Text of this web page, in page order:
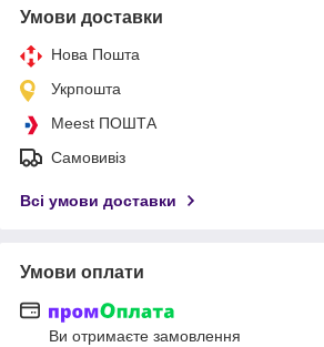
Умови доставки
Нова Пошта
Укрпошта
Meest ПОШТА
Самовивіз
Всі умови доставки
Умови оплати
Ви отримаєте замовлення